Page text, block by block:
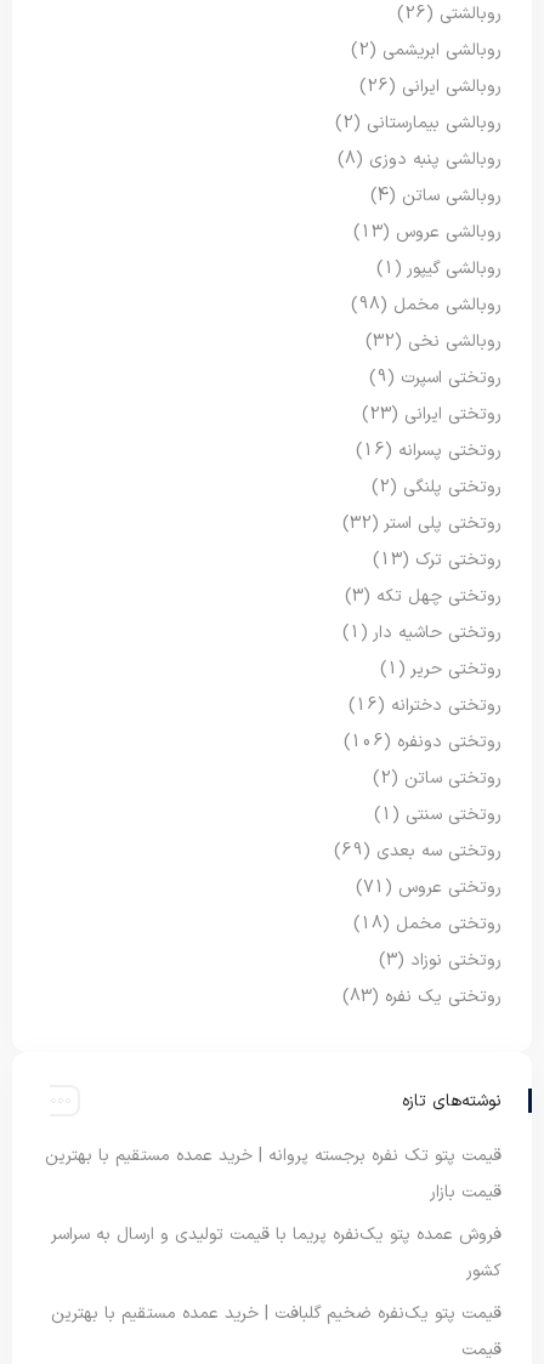
روبالشتی (26)
روبالشی ابریشمی (2)
روبالشی ایرانی (26)
روبالشی بیمارستانی (2)
روبالشی پنبه دوزی (8)
روبالشی ساتن (4)
روبالشی عروس (13)
روبالشی گیپور (1)
روبالشی مخمل (98)
روبالشی نخی (32)
روتختی اسپرت (9)
روتختی ایرانی (23)
روتختی پسرانه (16)
روتختی پلنگی (2)
روتختی پلی استر (32)
روتختی ترک (13)
روتختی چهل تکه (3)
روتختی حاشیه دار (1)
روتختی حریر (1)
روتختی دخترانه (16)
روتختی دونفره (106)
روتختی ساتن (2)
روتختی سنتی (1)
روتختی سه بعدی (69)
روتختی عروس (71)
روتختی مخمل (18)
روتختی نوزاد (3)
روتختی یک نفره (83)
نوشته‌های تازه
قیمت پتو تک نفره برجسته پروانه | خرید عمده مستقیم با بهترین
قیمت بازار
فروش عمده پتو یک‌نفره پریما با قیمت تولیدی و ارسال به سراسر
کشور
قیمت پتو یک‌نفره ضخیم گلبافت | خرید عمده مستقیم با بهترین
قیمت